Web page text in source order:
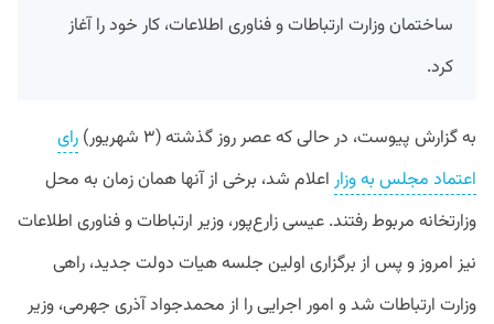
ساختمان وزارت ارتباطات و فناوری اطلاعات، کار خود را آغاز
کرد.
به گزارش پیوست، در حالی که عصر روز گذشته (۳ شهریور)
رای
اعتماد مجلس به وزار اعلام شد، برخی از آنها همان زمان به محل
وزارتخانه مربوط رفتند. عیسی زارع‌پور، وزیر ارتباطات و فناوری اطلاعات
نیز امروز و پس از برگزاری اولین جلسه هیات دولت جدید، راهی
وزارت ارتباطات شد و امور اجرایی را از محمدجواد آذری جهرمی، وزیر